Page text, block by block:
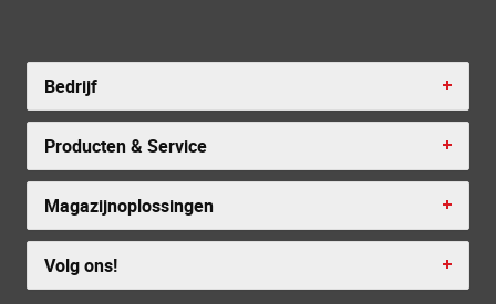
Bedrijf
Producten & Service
Magazijnoplossingen
Volg ons!